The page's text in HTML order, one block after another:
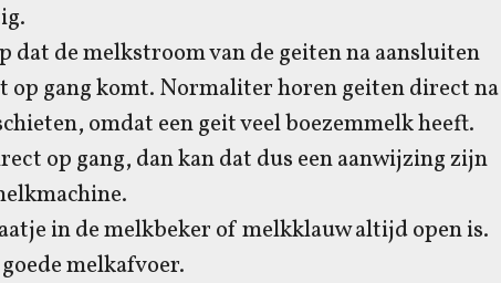
dat de melkstroom van de geiten na aansluiten
op gang komt. Normaliter horen geiten direct na
omdat een geit veel boezemmelk heeft.
op gang, dan kan dat dus een aanwijzing zijn
in de melkbeker of melkklauw altijd open is.
melkafvoer.